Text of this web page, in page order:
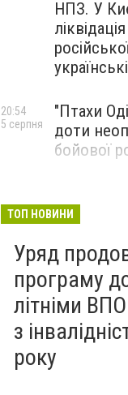
НПЗ. У
"Птахи
доти
бойової
20:54
5 серпня
Бєдняков
новому
фільмі, -
5 серпня
ТОП НОВИНИ
Уряд
програму
літніми
з
року